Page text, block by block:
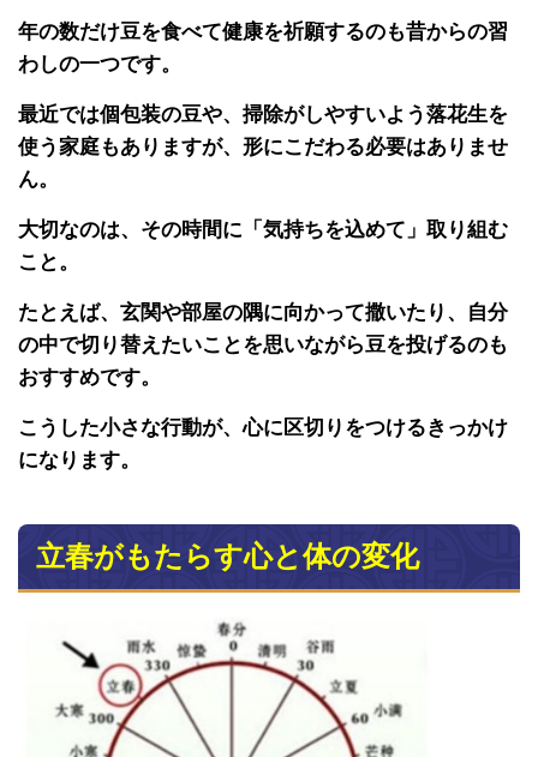
年の数だけ豆を食べて健康を祈願するのも昔からの習
わしの一つです。
最近では個包装の豆や、掃除がしやすいよう落花生を
使う家庭もありますが、形にこだわる必要はありませ
ん。
大切なのは、その時間に「気持ちを込めて」取り組む
こと。
たとえば、玄関や部屋の隅に向かって撒いたり、自分
の中で切り替えたいことを思いながら豆を投げるのも
おすすめです。
こうした小さな行動が、心に区切りをつけるきっかけ
になります。
立春がもたらす心と体の変化